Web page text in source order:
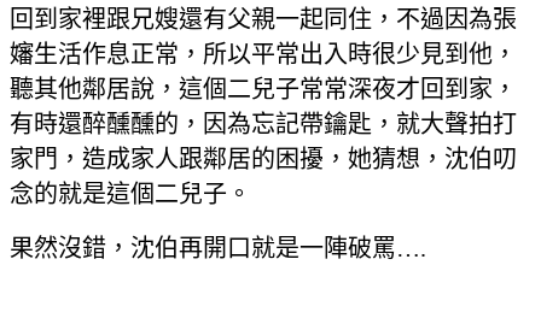
回到家裡跟兄嫂還有父親一起同住，不過因為張
嬸生活作息正常，所以平常出入時很少見到他，
聽其他鄰居說，這個二兒子常常深夜才回到家，
有時還醉醺醺的，因為忘記帶鑰匙，就大聲拍打
家門，造成家人跟鄰居的困擾，她猜想，沈伯叨
念的就是這個二兒子。
果然沒錯，沈伯再開口就是一陣破罵….